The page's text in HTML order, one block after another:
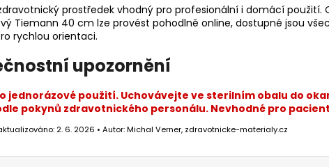
prostředek vhodný pro profesionální i domácí použití.
Tiemann 40 cm lze provést pohodlně online, dostupné jsou
rychlou orientaci.
upozornění
jednorázové použití. Uchovávejte ve sterilním obalu do
pokynů zdravotnického personálu. Nevhodné pro
2. 6. 2026 • Autor: Michal Verner, zdravotnicke-materialy.cz